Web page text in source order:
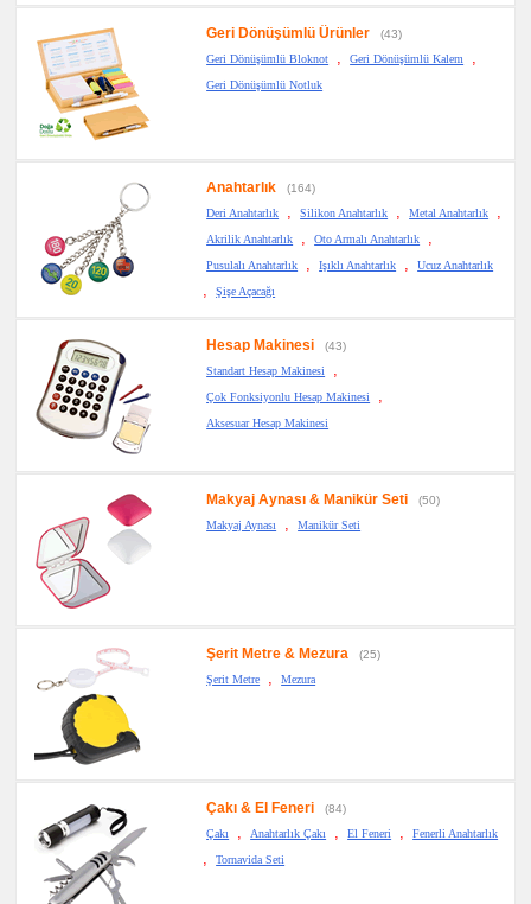
Geri Dönüşümlü Ürünler
(43)
Geri Dönüşümlü Bloknot
, Geri Dönüşümlü Kalem ,
Geri Dönüşümlü Notluk
Anahtarlık
(164)
Deri Anahtarlık
, Silikon Anahtarlık , Metal Anahtarlık ,
Akrilik Anahtarlık , Oto Armalı Anahtarlık ,
Pusulalı Anahtarlık , Işıklı Anahtarlık , Ucuz Anahtarlık
, Şişe Açacağı
Hesap Makinesi
(43)
Standart Hesap Makinesi
,
Çok Fonksiyonlu Hesap Makinesi ,
Aksesuar Hesap Makinesi
Makyaj Aynası & Manikür Seti
(50)
Makyaj Aynası
, Manikür Seti
Şerit Metre & Mezura
(25)
Şerit Metre
, Mezura
Çakı & El Feneri
(84)
Çakı
, Anahtarlık Çakı , El Feneri , Fenerli Anahtarlık
, Tornavida Seti